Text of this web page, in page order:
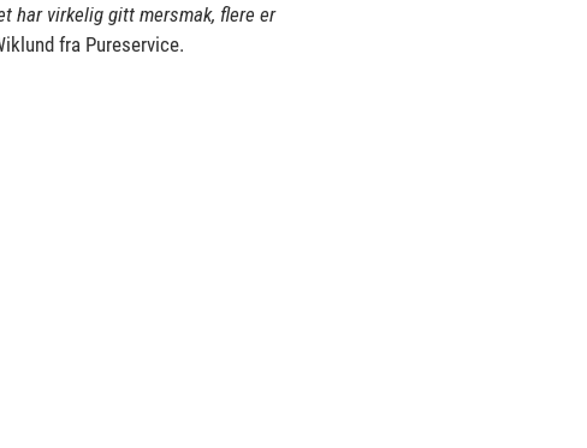
har virkelig gitt mersmak, flere er
fra Pureservice.